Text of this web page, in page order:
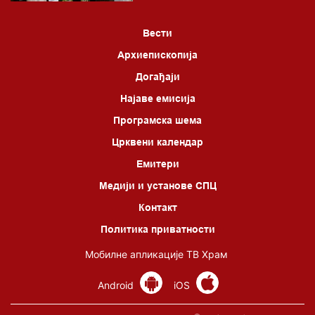
Вести
Архиепископија
Догађаји
Најаве емисија
Програмска шема
Црквени календар
Емитери
Медији и установе СПЦ
Контакт
Политика приватности
Мобилне апликације ТВ Храм
Android iOS